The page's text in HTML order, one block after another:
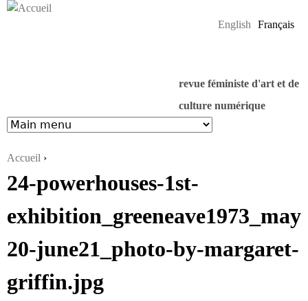
English
Français
revue féministe d'art et de
culture numérique
Vous êtes ici
Accueil ›
24-powerhouses-1st-
exhibition_greeneave1973_may
20-june21_photo-by-margaret-
griffin.jpg